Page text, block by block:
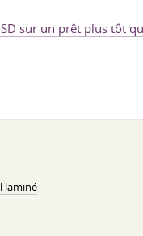
sur un prêt plus tôt
laminé